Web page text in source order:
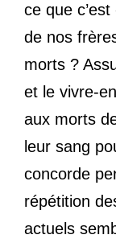
ce que
de nos
morts ?
et le vivre-
aux morts
leur sang
concorde
répétition
actuels